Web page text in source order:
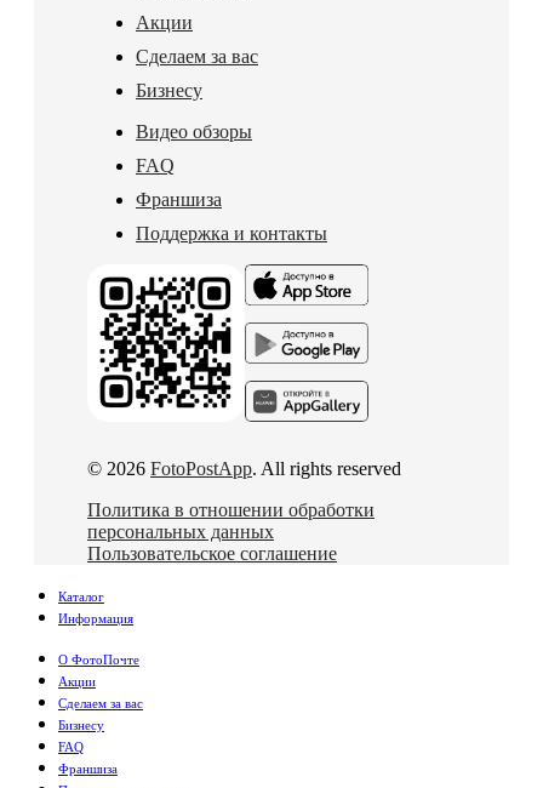
Акции
Сделаем за вас
Бизнесу
Видео обзоры
FAQ
Франшиза
Поддержка и контакты
© 2026 FotoPostApp. All rights reserved
Политика в отношении обработки
персональных данных
Пользовательское соглашение
Каталог
Информация
О ФотоПочте
Акции
Сделаем за вас
Бизнесу
FAQ
Франшиза